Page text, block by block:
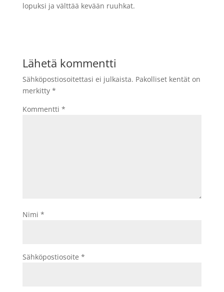
lopuksi ja välttää kevään ruuhkat.
Lähetä kommentti
Sähköpostiosoitettasi ei julkaista. Pakolliset kentät on
merkitty *
Kommentti *
Nimi *
Sähköpostiosoite *